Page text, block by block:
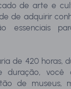
de arte e
de adquirir
essenciais
de 420 horas,
duração, você
de museus,